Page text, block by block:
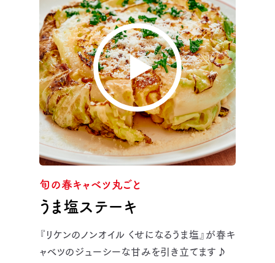
旬の春キャベツ丸ごと
うま塩ステーキ
『リケンのノンオイル くせになるうま塩』が春キ
ャベツのジューシーな甘みを引き立てます♪